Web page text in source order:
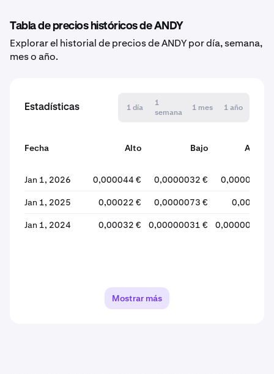
Tabla de precios históricos de ANDY
Explorar el historial de precios de ANDY por día, semana,
mes o año.
Estadísticas 1 día
1
semana
1 mes 1 año
Fecha Alto Bajo Abierto
Jan 1, 2026 0,000044 € 0,0000032 € 0,0000075 €
Jan 1, 2025 0,00022 € 0,0000073 € 0,00018 €
Jan 1, 2024 0,00032 € 0,00000031 € 0,00000064 €
Mostrar más